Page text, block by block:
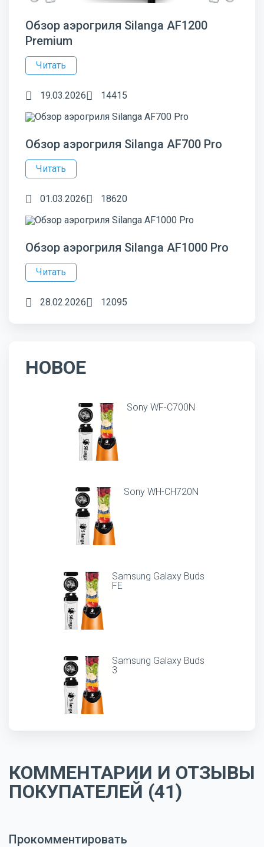
Обзор аэрогриля Silanga AF1200
Premium
Читать
19.03.2026 14415
Обзор аэрогриля Silanga AF700 Pro
Читать
01.03.2026 18620
Обзор аэрогриля Silanga AF1000 Pro
Читать
28.02.2026 12095
НОВОЕ
Sony WF-C700N
Sony WH-CH720N
Samsung Galaxy Buds
FE
Samsung Galaxy Buds
3
КОММЕНТАРИИ И ОТЗЫВЫ
ПОКУПАТЕЛЕЙ (41)
Прокомментировать